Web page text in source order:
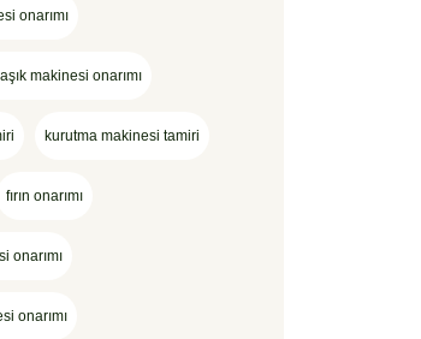
onarımı
makinesi onarımı
kurutma makinesi tamiri
fırın onarımı
onarımı
onarımı